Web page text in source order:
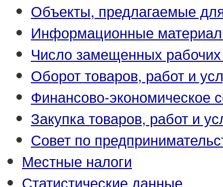
Объекты, предлагаемые
Информационные
Число замещенных
Оборот товаров, работ и
Финансово-экономическое
Закупка товаров, работ и
Совет по
Местные налоги
Статистические данные